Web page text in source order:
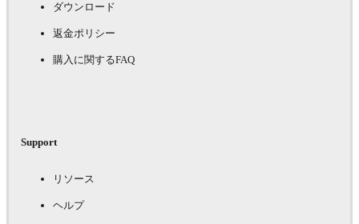
ダウンロード
返金ポリシー
購入に関するFAQ
Support
リソース
ヘルプ